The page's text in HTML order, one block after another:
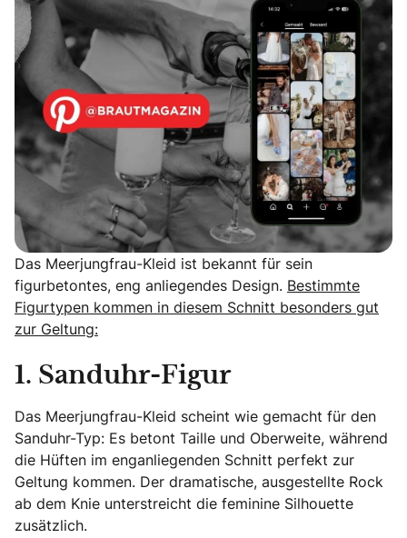
Das Meerjungfrau-Kleid ist bekannt für sein
figurbetontes, eng anliegendes Design. Bestimmte
Figurtypen kommen in diesem Schnitt besonders gut
zur Geltung:
1. Sanduhr-Figur
Das Meerjungfrau-Kleid scheint wie gemacht für den
Sanduhr-Typ: Es betont Taille und Oberweite, während
die Hüften im enganliegenden Schnitt perfekt zur
Geltung kommen. Der dramatische, ausgestellte Rock
ab dem Knie unterstreicht die feminine Silhouette
zusätzlich.